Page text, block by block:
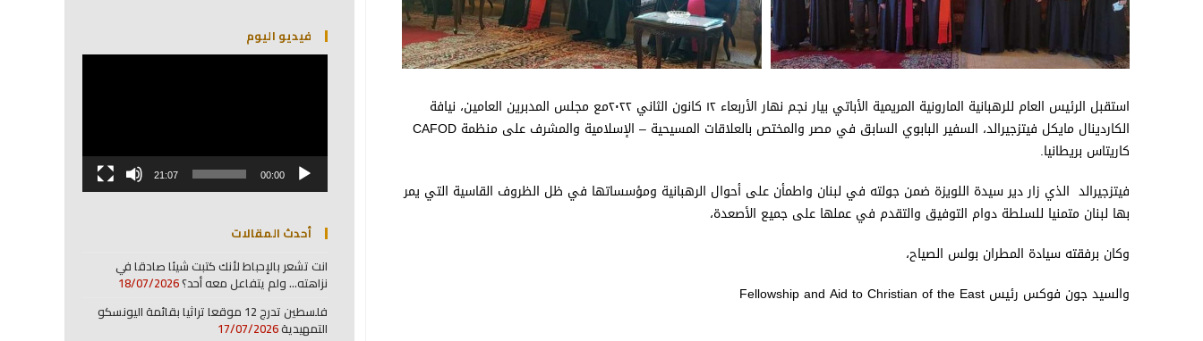
استقبل الرئيس العام للرهبانية المارونية المريمية الأباتي بيار نجم نهار الأربعاء ١٢ كانون الثاني ٢٠٢٢مع مجلس المدبرين العامين، نيافة
الكاردينال مايكل فيتزجيرالد، السفير البابوي السابق في مصر والمختص بالعلاقات المسيحية – الإسلامية والمشرف على منظمة CAFOD
كاريتاس بريطانيا.
فيتزجيرالد الذي زار دير سيدة اللويزة ضمن جولته في لبنان واطمأن على أحوال الرهبانية ومؤسساتها في ظل الظروف القاسية التي يمر
بها لبنان متمنيا للسلطة دوام التوفيق والتقدم في عملها على جميع الأصعدة،
وكان برفقته سيادة المطران بولس الصياح،
والسيد جون فوكس رئيس Fellowship and Aid to Christian of the East
لزيادة
فيديو اليوم
مشغل
00:00
21:07
أحدث المقالات
انت تشعر بالإحباط لأنك كتبت شيئا صادقا في
نزاهته… ولم يتفاعل معه أحد؟18/07/2026
فلسطين تدرج 12 موقعا تراثيا بقائمة اليونسكو
التمهيدية17/07/2026